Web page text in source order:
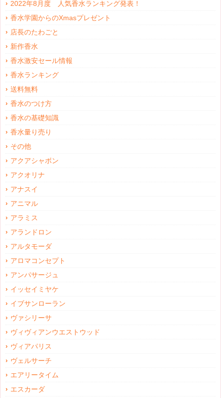
2022年8月度 人気香水ランキング発表！
香水学園からのXmasプレゼント
店長のたわごと
新作香水
香水激安セール情報
香水ランキング
送料無料
香水のつけ方
香水の基礎知識
香水量り売り
その他
アクアシャボン
アクオリナ
アナスイ
アニマル
アラミス
アランドロン
アルタモーダ
アロマコンセプト
アンパサージュ
イッセイミヤケ
イブサンローラン
ヴァシリーサ
ヴィヴィアンウエストウッド
ヴィアパリス
ヴェルサーチ
エアリータイム
エスカーダ